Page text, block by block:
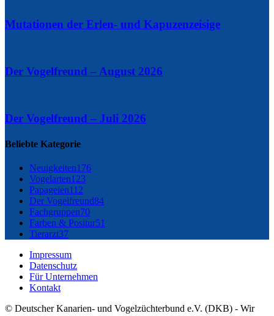
Mutationen der Erlen- und Kapuzenzeisige
Der Vogelfreund – August 2026
Der Vogelfreund – Juli 2026
Beliebte Kategorie
Neuigkeiten176
Vogelarten123
Papageien112
Der Vogelfreund84
Fachgruppen70
Farben & Positur51
Tierarzt37
Impressum
Datenschutz
Für Unternehmen
Kontakt
© Deutscher Kanarien- und Vogelzüchterbund e.V. (DKB) - Wir